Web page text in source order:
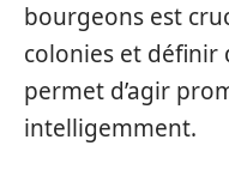
bourgeons est
colonies et définir
permet d’agir
intelligemment.